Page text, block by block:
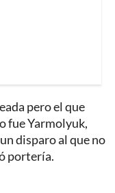
pero el que
fue Yarmolyuk,
disparo al que no
portería.